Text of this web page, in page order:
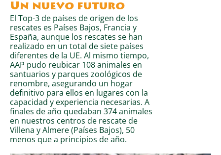
Un nuevo futuro
El Top-3 de países de origen de los
rescates es Países Bajos, Francia y
España, aunque los rescates se han
realizado en un total de siete países
diferentes de la UE. Al mismo tiempo,
AAP pudo reubicar 108 animales en
santuarios y parques zoológicos de
renombre, asegurando un hogar
definitivo para ellos en lugares con la
capacidad y experiencia necesarias. A
finales de año quedaban 374 animales
en nuestros centros de rescate de
Villena y Almere (Países Bajos), 50
menos que a principios de año.